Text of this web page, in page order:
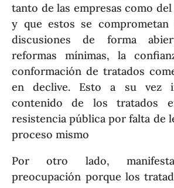
tanto de las empresas como
y que estos se
discusiones de forma
reformas mínimas, la
conformación de tratados
en declive. Esto a su vez
contenido de los tratados
resistencia pública por falta de
proceso mismo
Por otro lado,
preocupación porque los